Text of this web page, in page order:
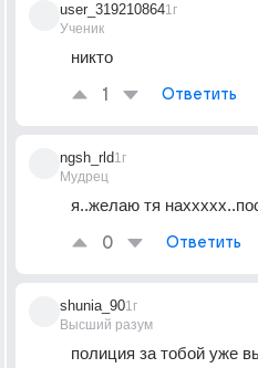
user_319210864
Ученик
1г
никто
1 Ответить
ngsh_rld
Мудрец
1г
я..желаю тя
0 Ответить
shunia_90
Высший разум
1г
полиция за тобой уже